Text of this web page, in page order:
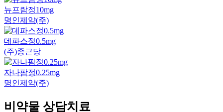
뉴프람정10mg
명인제약(주)
데파스정0.5mg
(주)종근당
자나팜정0.25mg
명인제약(주)
비약물 상담치료